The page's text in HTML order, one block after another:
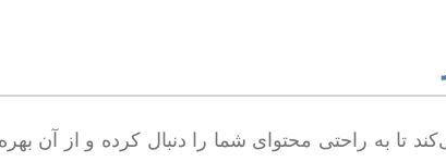
تا به راحتی محتوای شما را دنبال کرده و از آن